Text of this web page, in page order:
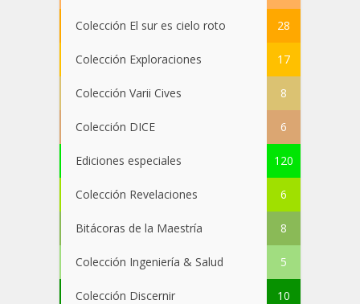
Colección El sur es cielo roto 28
Colección Exploraciones 17
Colección Varii Cives 8
Colección DICE 6
Ediciones especiales 120
Colección Revelaciones 6
Bitácoras de la Maestría 8
Colección Ingeniería & Salud 5
Colección Discernir 10